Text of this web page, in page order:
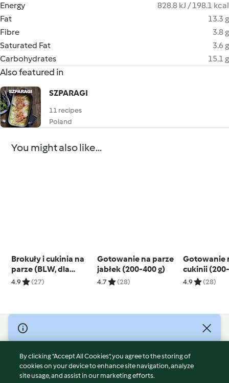
Energy
828.8 kJ / 198.1 kcal
Fat
13.3 g
Fibre
3.8 g
Saturated Fat
3.6 g
Carbohydrates
15.1 g
Also featured in
SZPARAGI
11 recipes
Poland
You might also like...
Brokuły i cukinia na
parze (BLW, dla
dzieci)
4.9 (27)
Gotowanie na parze
jabłek (200-400 g)
4.7 (28)
Gotowanie
cukinii
4.9 (28)
© Copyright 2026
Terms of Service
Privacy Policy
Disclaimer
By clicking “Accept All Cookies”, you agree to the storing of
cookies on your device to enhance site navigation, analyze
site usage, and assist in our marketing efforts.